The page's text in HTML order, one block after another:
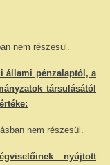
nem részesül.
állami pénzalaptól, a
társulásától
nem részesül.
nyújtott